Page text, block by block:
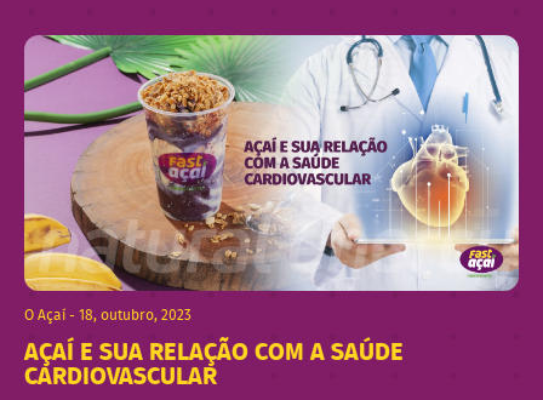
O Açaí - 18, outubro, 2023
AÇAÍ E SUA RELAÇÃO COM A SAÚDE
CARDIOVASCULAR